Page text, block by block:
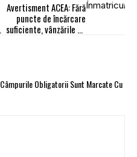
Avertisment ACEA: Fără
puncte de încărcare
suficiente, vânzările de
Câmpurile Obligatorii Sunt Marcate Cu